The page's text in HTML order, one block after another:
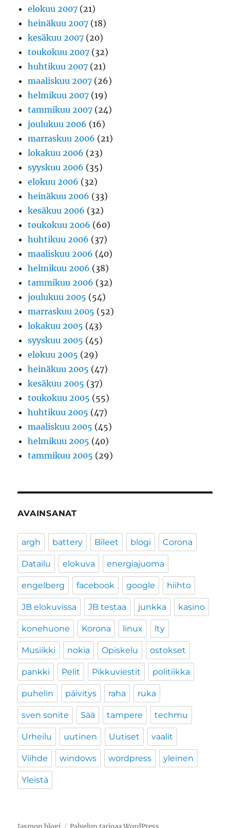
elokuu 2007 (21)
heinäkuu 2007 (18)
kesäkuu 2007 (20)
toukokuu 2007 (32)
huhtikuu 2007 (21)
maaliskuu 2007 (26)
helmikuu 2007 (19)
tammikuu 2007 (24)
joulukuu 2006 (16)
marraskuu 2006 (21)
lokakuu 2006 (23)
syyskuu 2006 (35)
elokuu 2006 (32)
heinäkuu 2006 (33)
kesäkuu 2006 (32)
toukokuu 2006 (60)
huhtikuu 2006 (37)
maaliskuu 2006 (40)
helmikuu 2006 (38)
tammikuu 2006 (32)
joulukuu 2005 (54)
marraskuu 2005 (52)
lokakuu 2005 (43)
syyskuu 2005 (45)
elokuu 2005 (29)
heinäkuu 2005 (47)
kesäkuu 2005 (37)
toukokuu 2005 (55)
huhtikuu 2005 (47)
maaliskuu 2005 (45)
helmikuu 2005 (40)
tammikuu 2005 (29)
AVAINSANAT
argh battery Bileet blogi Corona
Datailu elokuva energiajuoma
engelberg facebook google hiihto
JB elokuvissa JB testaa junkka kasino
konehuone Korona linux lty
Musiikki nokia Opiskelu ostokset
pankki Pelit Pikkuviestit politiikka
puhelin päivitys raha ruka
sven sonite Sää tampere techmu
Urheilu uutinen Uutiset vaalit
Viihde windows wordpress yleinen
Yleistä